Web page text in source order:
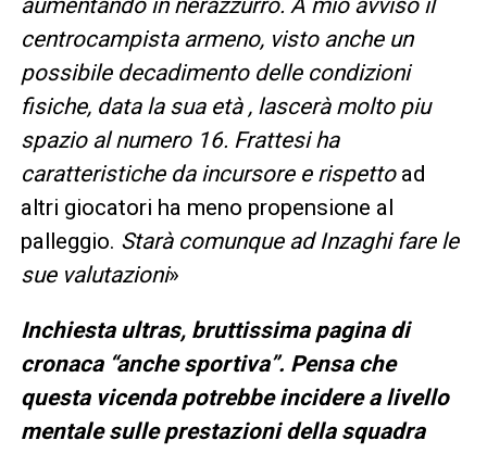
centrocampista armeno, visto anche un
possibile decadimento delle condizioni
fisiche, data la sua età , lascerà molto piu
spazio al numero 16. Frattesi ha
caratteristiche da incursore e rispetto ad
altri giocatori ha meno propensione al
palleggio. Starà comunque ad Inzaghi fare le
sue valutazioni»
Inchiesta ultras, bruttissima pagina di
cronaca “anche sportiva”. Pensa che
questa vicenda potrebbe incidere a livello
mentale sulle prestazioni della squadra